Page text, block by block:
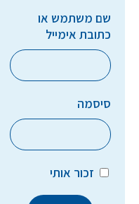
שם משתמש או
כתובת אימייל
סיסמה
זכור אותי